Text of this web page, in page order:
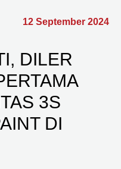
12 September 2024
DILER
3S
DI